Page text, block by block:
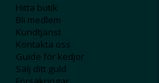
Hitta butik
Bli medlem
Kundtjänst
Kontakta oss
Guide för kedjor
Sälj ditt guld